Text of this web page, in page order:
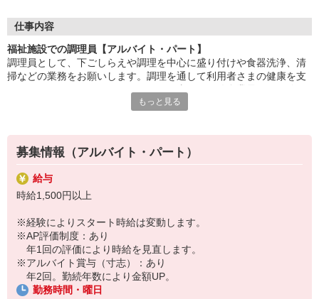
の暮らしを支える、
あたたかいお仕事です。
家事や育児と両立しながら、しっかり収入も確保。生活にメリハ
HITOWAのフードサービスカンパニーは、全国300以上の施設で
給食運営を行う業界大手。
地域に根ざしたサービスを展開し、安心・安全な食事づくりを支
えています。
仕事内容
福祉施設での調理員【アルバイト・パート】
調理員として、下ごしらえや調理を中心に盛り付けや食器洗浄、清
掃などの業務をお願いします。調理を通して利用者さまの健康を支
不問で歓迎しています。最初は心を込めて調理ができればOKです。
もっと見る
募集情報（アルバイト・パート）
給与
時給1,500円以上
※経験によりスタート時給は変動します。
※AP評価制度：あり
年1回の評価により時給を見直します。
※アルバイト賞与（寸志）：あり
年2回。勤続年数により金額UP。
勤務時間・曜日